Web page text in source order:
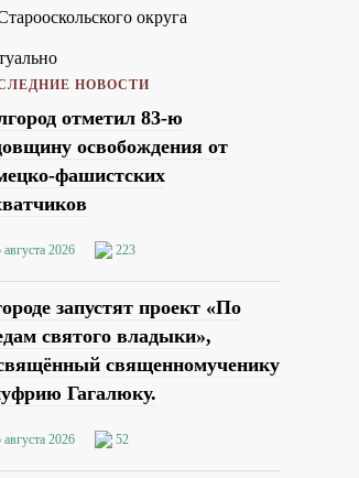
округа
НОВОСТИ
отметил 83-ю
освобождения от
фашистских
августа 2026 223
запустят проект «По
святого владыки»,
священномученику
Гагалюку.
августа 2026 52